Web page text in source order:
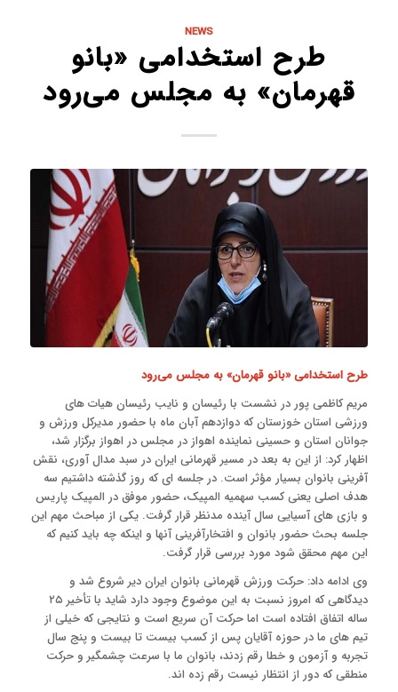
NEWS
طرح استخدامی «بانو
قهرمان» به مجلس می‌رود
طرح استخدامی «بانو قهرمان» به مجلس می‌رود
مریم کاظمی پور در نشست با رئیسان و نایب رئیسان هیات های
ورزشی استان خوزستان که دوازدهم آبان ماه با حضور مدیرکل ورزش و
جوانان استان و حسینی نماینده اهواز در مجلس در اهواز برگزار شد،
اظهار کرد: از این به بعد در مسیر قهرمانی ایران در سبد مدال آوری، نقش
آفرینی بانوان بسیار مؤثر است. در جلسه ای که روز گذشته داشتیم سه
هدف اصلی یعنی کسب سهمیه المپیک، حضور موفق در المپیک پاریس
و بازی های آسیایی سال آینده مدنظر قرار گرفت. یکی از مباحث مهم این
جلسه بحث حضور بانوان و افتخارآفرینی آنها و اینکه چه باید کنیم که
این مهم محقق شود مورد بررسی قرار گرفت.
وی ادامه داد: حرکت ورزش قهرمانی بانوان ایران دیر شروع شد و
دیدگاهی که امروز نسبت به این موضوع وجود دارد شاید با تأخیر ۲۵
ساله اتفاق افتاده است اما حرکت آن سریع است و نتایجی که خیلی از
تیم های ما در حوزه آقایان پس از کسب بیست تا بیست و پنج سال
تجربه و آزمون و خطا رقم زدند، بانوان ما با سرعت چشمگیر و حرکت
منطقی که دور از انتظار نیست رقم زده اند.